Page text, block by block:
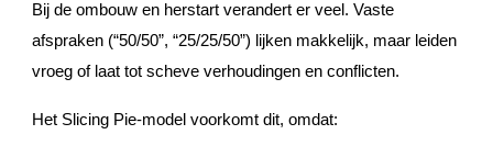
Bij de ombouw en herstart verandert er veel. Vaste
afspraken (“50/50”, “25/25/50”) lijken makkelijk, maar leiden
vroeg of laat tot scheve verhoudingen en conflicten.
Het Slicing Pie-model voorkomt dit, omdat: